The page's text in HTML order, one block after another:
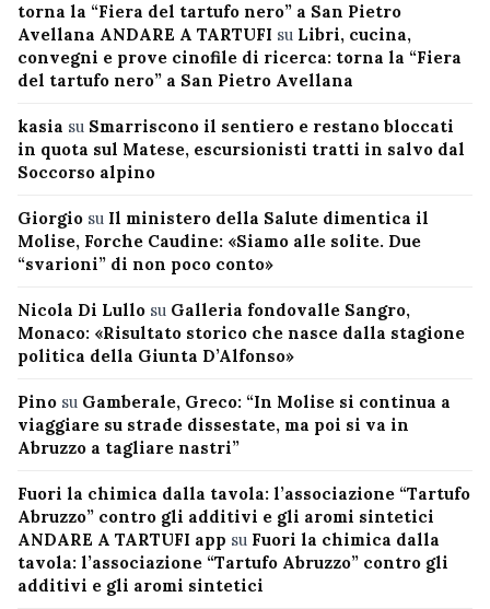
torna la “Fiera del tartufo nero” a San Pietro
Avellana ANDARE A TARTUFI su Libri, cucina,
convegni e prove cinofile di ricerca: torna la “Fiera
del tartufo nero” a San Pietro Avellana
kasia su Smarriscono il sentiero e restano bloccati
in quota sul Matese, escursionisti tratti in salvo dal
Soccorso alpino
Giorgio su Il ministero della Salute dimentica il
Molise, Forche Caudine: «Siamo alle solite. Due
“svarioni” di non poco conto»
Nicola Di Lullo su Galleria fondovalle Sangro,
Monaco: «Risultato storico che nasce dalla stagione
politica della Giunta D’Alfonso»
Pino su Gamberale, Greco: “In Molise si continua a
viaggiare su strade dissestate, ma poi si va in
Abruzzo a tagliare nastri”
Fuori la chimica dalla tavola: l’associazione “Tartufo
Abruzzo” contro gli additivi e gli aromi sintetici
ANDARE A TARTUFI app su Fuori la chimica dalla
tavola: l’associazione “Tartufo Abruzzo” contro gli
additivi e gli aromi sintetici